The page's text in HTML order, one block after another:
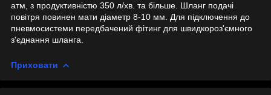
атм, з продуктивністю 350 л/хв. та більше. Шланг подачі
повітря повинен мати діаметр 8-10 мм. Для підключення до
пневмосистеми передбачений фітинг для швидкороз'ємного
з'єднання шланга.
Приховати